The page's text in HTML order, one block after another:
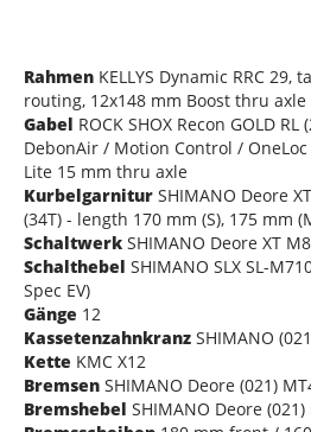
Rahmen KELLYS Dynamic RRC 29,
routing, 12x148 mm Boost thru axle
Gabel ROCK SHOX Recon GOLD
DebonAir / Motion Control /
Lite 15 mm thru axle
Kurbelgarnitur SHIMANO Deore
(34T) - length 170 mm (S), 175 mm
Schaltwerk SHIMANO Deore XT
Schalthebel SHIMANO SLX SL-
Spec EV)
Gänge 12
Kassetenzahnkranz SHIMANO
Kette KMC X12
Bremsen SHIMANO Deore (021)
Bremshebel SHIMANO Deore (021)